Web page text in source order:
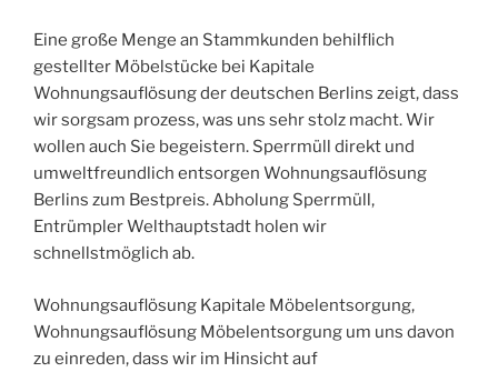
Eine große Menge an Stammkunden behilflich
gestellter Möbelstücke bei Kapitale
Wohnungsauflösung der deutschen Berlins zeigt, dass
wir sorgsam prozess, was uns sehr stolz macht. Wir
wollen auch Sie begeistern. Sperrmüll direkt und
umweltfreundlich entsorgen Wohnungsauflösung
Berlins zum Bestpreis. Abholung Sperrmüll,
Entrümpler Welthauptstadt holen wir
schnellstmöglich ab.
Wohnungsauflösung Kapitale Möbelentsorgung,
Wohnungsauflösung Möbelentsorgung um uns davon
zu einreden, dass wir im Hinsicht auf